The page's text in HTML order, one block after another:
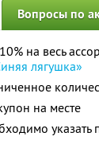
Вопросы по
на весь
лягушка»
на месте
указать